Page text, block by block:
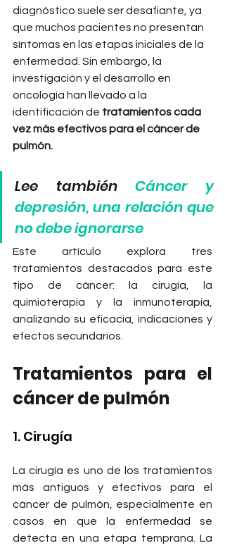
diagnóstico suele ser desafiante, ya
que muchos pacientes no presentan
síntomas en las etapas iniciales de la
enfermedad. Sin embargo, la
investigación y el desarrollo en
oncología han llevado a la
identificación de tratamientos cada
vez más efectivos para el cáncer de
pulmón.
Lee también Cáncer y
depresión, una relación que
no debe ignorarse
Este artículo explora tres
tratamientos destacados para este
tipo de cáncer: la cirugía, la
quimioterapia y la inmunoterapia,
analizando su eficacia, indicaciones y
efectos secundarios.
Tratamientos para el
cáncer de pulmón
1. Cirugía
La cirugía es uno de los tratamientos
más antiguos y efectivos para el
cáncer de pulmón, especialmente en
casos en que la enfermedad se
detecta en una etapa temprana. La